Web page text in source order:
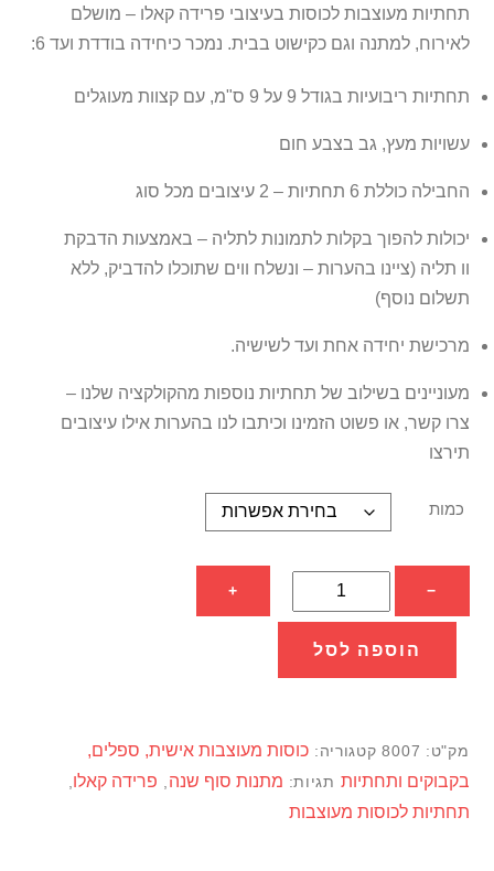
⁦35.00 ₪⁩
עד
תחתיות מעוצבות לכוסות בעיצובי פרידה קאלו – מושלם
לאירוח, למתנה וגם כקישוט בבית. נמכר כיחידה בודדת ועד 6:
תחתיות ריבועיות בגודל 9 על 9 ס"מ, עם קצוות מעוגלים
עשויות מעץ, גב בצבע חום
החבילה כוללת 6 תחתיות – 2 עיצובים מכל סוג
יכולות להפוך בקלות לתמונות לתליה – באמצעות הדבקת
וו תליה (ציינו בהערות – ונשלח ווים שתוכלו להדביק, ללא
תשלום נוסף)
מרכישת יחידה אחת ועד לשישיה.
מעוניינים בשילוב של תחתיות נוספות מהקולקציה שלנו –
צרו קשר, או פשוט הזמינו וכיתבו לנו בהערות אילו עיצובים
תירצו
כמות
−
של
תחתיות
-
רקע
פייזלי
+
הוספה לסל
מק"ט: 8007 קטגוריה: כוסות מעוצבות אישית, ספלים,
בקבוקים ותחתיות תגיות: מתנות סוף שנה פרידה קאלו
תחתיות לכוסות מעוצבות